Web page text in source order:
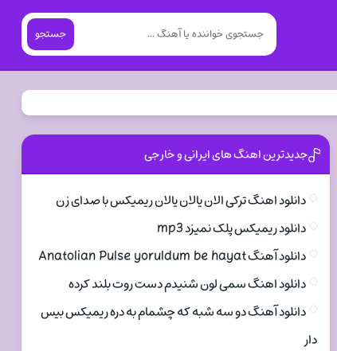
جستجو
جدیدترین اهنگ های ایرانی و خارجی
دانلود اهنگ ترکی الان یالان یالان ریمیکس با صدای زن
دانلود ریمیکس پلک نمیزد mp3
دانلود آهنگ Anatolian Pulse yoruldum be hayat
دانلود اهنگ سمی لون شنیدم دست روت بلند کرده
دانلود آهنگ دو سه شبه که چشمام به دره ریمیکس بیس
دار